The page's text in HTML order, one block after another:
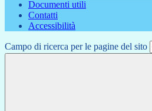
Documenti utili
Contatti
Accessibilità
Campo di ricerca per le pagine del sito